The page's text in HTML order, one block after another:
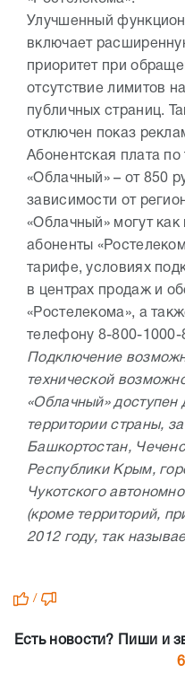
Улучшенный
включает
приоритет при
отсутствие лимитов
публичных страниц.
отключен показ
Абонентская плата
«Облачный» – от 850
зависимости от
«Облачный» могут
абоненты
тарифе, условиях
в центрах продаж и
«Ростелекома», а
телефону 8-800-1000-
Подключение
технической
«Облачный» доступен
территории страны,
Башкортостан,
Республики Крым,
Чукотского
(кроме территорий,
2012 году, так
/
Есть новости? Пиши и